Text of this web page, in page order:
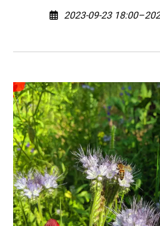
2023-09-23